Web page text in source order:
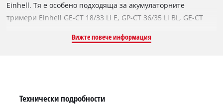
Einhell. Тя е особено подходяща за акумулаторните
тримери Einhell GE-CT 18/33 Li E, GP-CT 36/35 Li BL, GE-CT
Einhell AGILLO , AGILLO 36/255 BL и AGILLO 18/200.
високите треви, плевелите и тревните площи са ефективно
Вижте повече информация
Технически подробности